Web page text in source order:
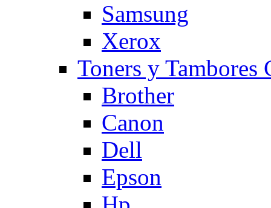
Samsung
Xerox
Toners y
Brother
Canon
Dell
Epson